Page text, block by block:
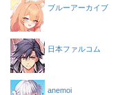
ブルーアーカイブ
日本ファルコム
anemoi